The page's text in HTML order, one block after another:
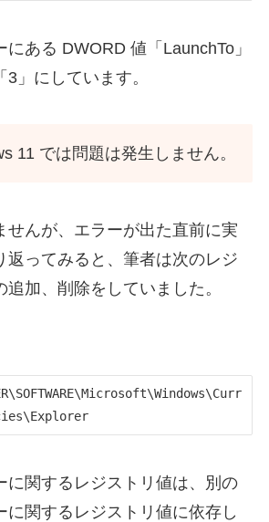
ある DWORD 値「LaunchTo」
」にしています。
11 では問題は発生しません。
せんが、エラーが出た直前に実
返ってみると、筆者は次のレジ
加、削除をしていました。
に関するレジストリ値は、別の
に関するレジストリ値に依存し